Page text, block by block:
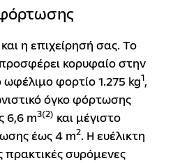
η επιχείρησή σας. Το
κορυφαίο στην
ωφέλιμο φορτίο 1.275 kg1,
όγκο φόρτωσης
6,6 m3(2) και μέγιστο
έως 4 m2. Η ευέλικτη
πρακτικές συρόμενες